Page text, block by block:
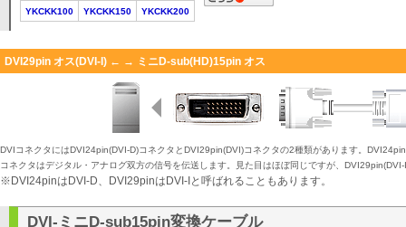
YKCKK100 YKCKK150 YKCKK200
DVI29pin オス(DVI-I) ← → ミニD-sub(HD)15pin オス
DVIコネクタにはDVI24pin(DVI-D)コネクタとDVI29pin(DVI)コネクタの2種類があります。
コネクタはデジタル・アナログ双方の信号を伝送します。見た目はほぼ同じですが、
※DVI24pinはDVI-D、DVI29pinはDVI-Iと呼ばれることもあります。
DVI-ミニD-sub15pin変換ケーブル